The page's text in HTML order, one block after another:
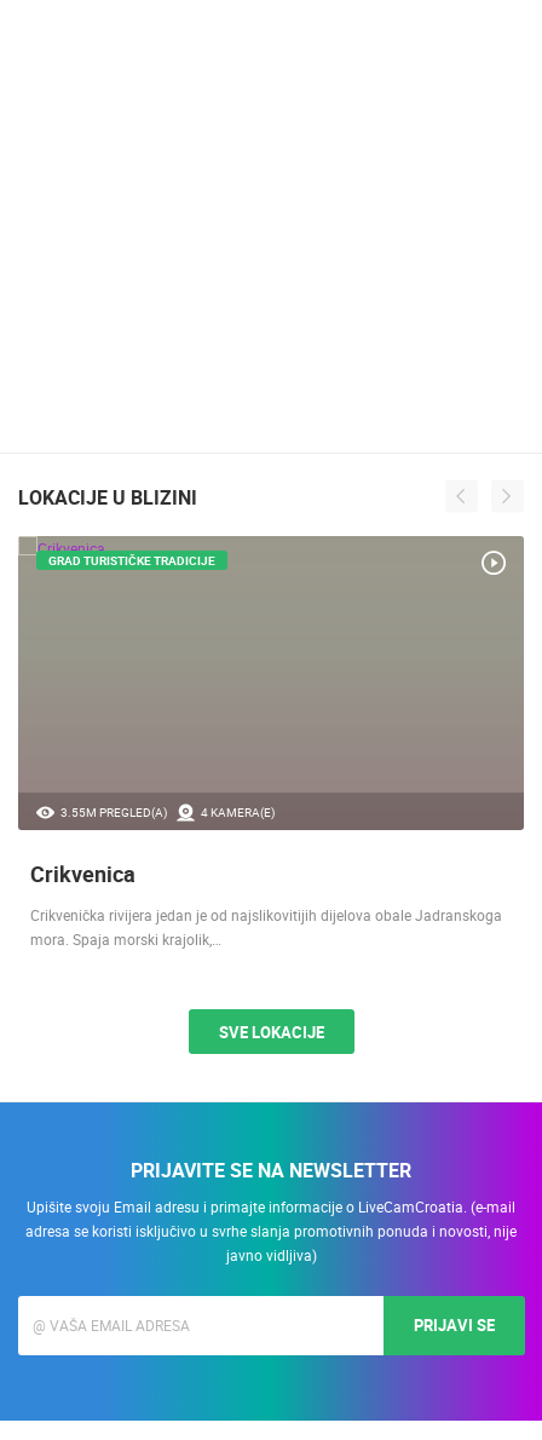
LOKACIJE U BLIZINI
3.55M PREGLED(A) 4 KAMERA(E)
GRAD TURISTIČKE TRADICIJE
Crikvenica
Crikvenička rivijera jedan je od najslikovitijih dijelova obale Jadranskoga
mora. Spaja morski krajolik,…
SVE LOKACIJE
PRIJAVITE SE NA NEWSLETTER
Upišite svoju Email adresu i primajte informacije o LiveCamCroatia. (e-mail
adresa se koristi isključivo u svrhe slanja promotivnih ponuda i novosti, nije
javno vidljiva)
PRIJAVI SE